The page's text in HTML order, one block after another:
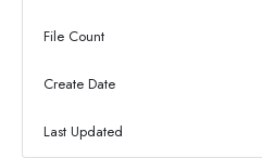
File Count
Create Date
Last Updated